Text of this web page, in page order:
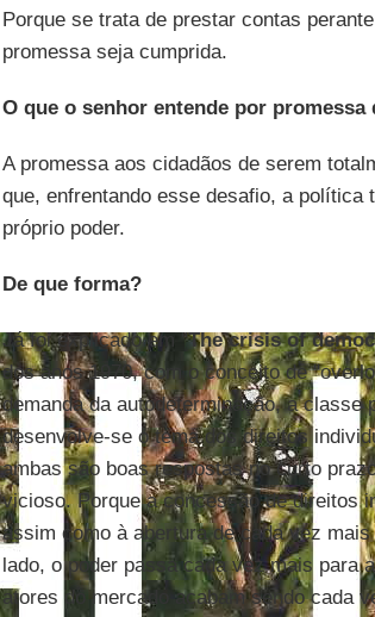
Porque se trata de prestar contas
promessa seja cumprida.
O que o senhor entende por promessa
A promessa aos cidadãos de serem
que, enfrentando esse desafio, a
próprio poder.
De que forma?
Já foi explicado em "The crisis of
dos anos 1970, com o conceito de
demanda da autodeterminação, a
desenvolve-se o tema dos direitos
ambas são boas respostas no curto
vicioso. Porque a concessão de direitos
assim como à abertura de cada vez
lado, o poder passa cada vez mais para
atores do mercado acabam sendo cada